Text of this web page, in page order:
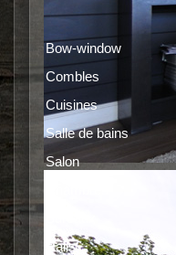
Bow-window
Combles
Cuisines
Salle de bains
Salon
Halls